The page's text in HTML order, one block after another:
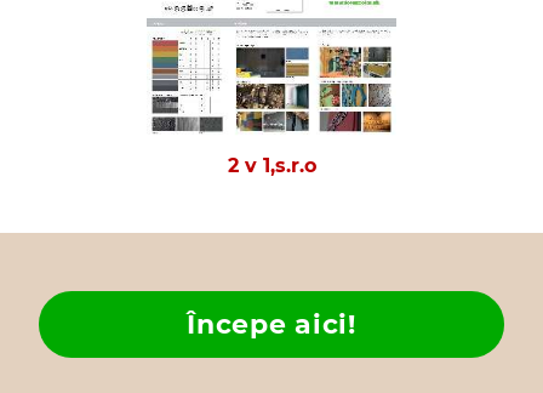
2 v 1,s.r.o
Începe aici!